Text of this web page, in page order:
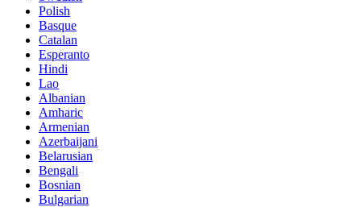
Polish
Basque
Catalan
Esperanto
Hindi
Lao
Albanian
Amharic
Armenian
Azerbaijani
Belarusian
Bengali
Bosnian
Bulgarian